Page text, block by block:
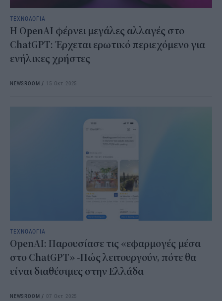
ΤΕΧΝΟΛΟΓΙΑ
Η OpenAI φέρνει μεγάλες αλλαγές στο
ChatGPT: Έρχεται ερωτικό περιεχόμενο για
ενήλικες χρήστες
NEWSROOM / 15 Οκτ 2025
ΤΕΧΝΟΛΟΓΙΑ
OpenAI: Παρουσίασε τις «εφαρμογές μέσα
στο ChatGPT» -Πώς λειτουργούν, πότε θα
είναι διαθέσιμες στην Ελλάδα
NEWSROOM / 07 Οκτ 2025